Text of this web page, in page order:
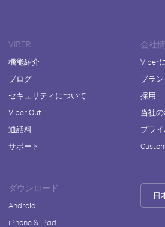
VIBER
機能紹介
ブログ
セキュリティについて
Viber Out
通話料
サポート
会社
Viber
ブラ
採用
当社
プラ
ダウンロード
Android
iPhone & iPad
日